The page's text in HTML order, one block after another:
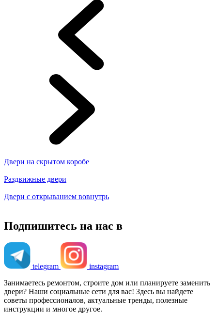
Двери на скрытом коробе
Раздвижные двери
Двери с открыванием вовнутрь
Подпишитесь на нас в
telegram
instagram
Занимаетесь ремонтом, строите дом или планируете заменить
двери? Наши социальные сети для вас! Здесь вы найдете
советы профессионалов, актуальные тренды, полезные
инструкции и многое другое.